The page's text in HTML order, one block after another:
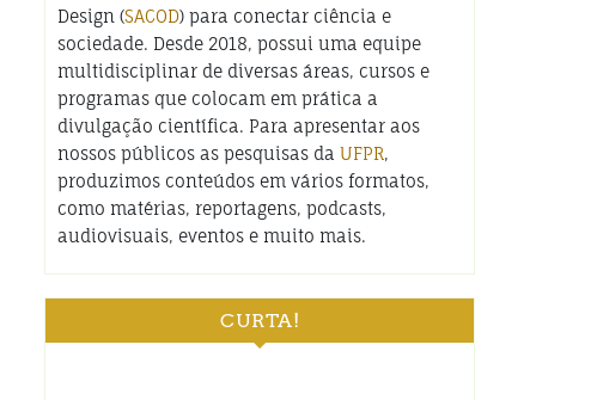
Design (SACOD) para conectar ciência e
sociedade. Desde 2018, possui uma equipe
multidisciplinar de diversas áreas, cursos e
programas que colocam em prática a
divulgação científica. Para apresentar aos
nossos públicos as pesquisas da UFPR,
produzimos conteúdos em vários formatos,
como matérias, reportagens, podcasts,
audiovisuais, eventos e muito mais.
CURTA!